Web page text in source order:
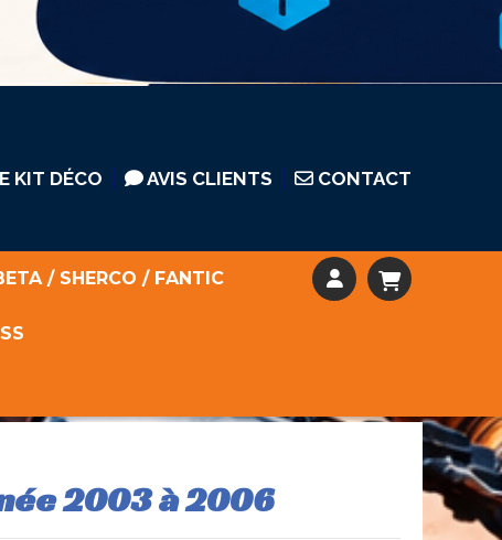
KIT DÉCO AVIS CLIENTS CONTACT
/ SHERCO / FANTIC
2003 à 2006